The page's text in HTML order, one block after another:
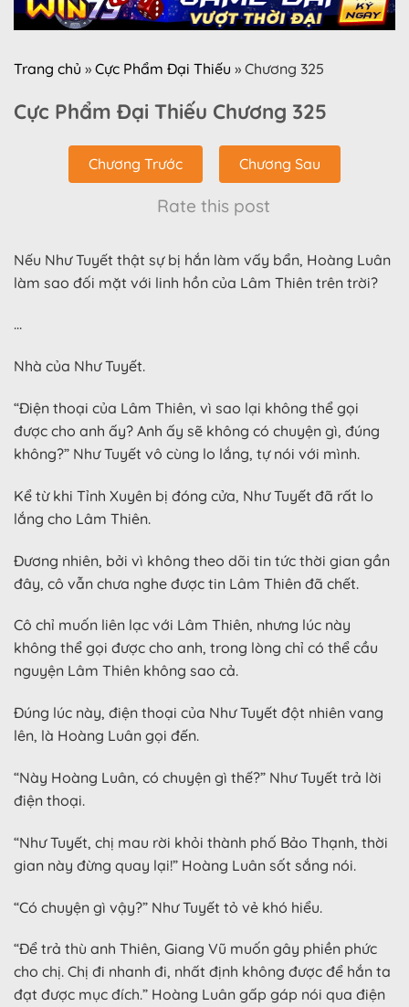
Trang chủ » Cực Phẩm Đại Thiếu » Chương 325
Cực Phẩm Đại Thiếu Chương 325
Chương Trước Chương Sau
Rate this post
Nếu Như Tuyết thật sự bị hắn làm vấy bẩn, Hoàng Luân
làm sao đối mặt với linh hồn của Lâm Thiên trên trời?
…
Nhà của Như Tuyết.
“Điện thoại của Lâm Thiên, vì sao lại không thể gọi
được cho anh ấy? Anh ấy sẽ không có chuyện gì, đúng
không?” Như Tuyết vô cùng lo lắng, tự nói với mình.
Kể từ khi Tỉnh Xuyên bị đóng cửa, Như Tuyết đã rất lo
lắng cho Lâm Thiên.
Đương nhiên, bởi vì không theo dõi tin tức thời gian gần
đây, cô vẫn chưa nghe được tin Lâm Thiên đã chết.
Cô chỉ muốn liên lạc với Lâm Thiên, nhưng lúc này
không thể gọi được cho anh, trong lòng chỉ có thể cầu
nguyện Lâm Thiên không sao cả.
Đúng lúc này, điện thoại của Như Tuyết đột nhiên vang
lên, là Hoàng Luân gọi đến.
“Này Hoàng Luân, có chuyện gì thế?” Như Tuyết trả lời
điện thoại.
“Như Tuyết, chị mau rời khỏi thành phố Bảo Thạnh, thời
gian này đừng quay lại!” Hoàng Luân sốt sắng nói.
“Có chuyện gì vậy?” Như Tuyết tỏ vẻ khó hiểu.
“Để trả thù anh Thiên, Giang Vũ muốn gây phiền phức
cho chị. Chị đi nhanh đi, nhất định không được để hắn ta
đạt được mục đích.” Hoàng Luân gấp gáp nói qua điện